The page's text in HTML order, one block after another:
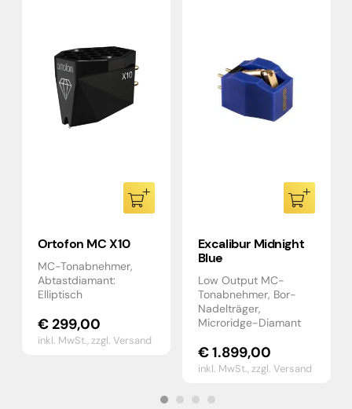
Ortofon MC X10
MC-Tonabnehmer,
Abtastdiamant:
Elliptisch
€299,00
inkl. MwSt.,zzgl. Versand
Excalibur Midnight
Blue
Low Output MC-
Tonabnehmer, Bor-
Nadelträger,
Microridge-Diamant
€1.899,00
inkl. MwSt.,zzgl. Versand